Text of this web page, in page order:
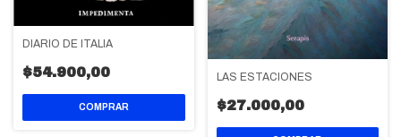
DIARIO DE ITALIA
$54.900,00 LAS ESTACIONES
$27.000,00